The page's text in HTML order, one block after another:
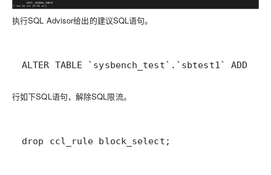
执行SQL Advisor给出的建议SQL语句。
ALTER TABLE `sysbench_test`.`sbtest1` ADD
行如下SQL语句，解除SQL限流。
drop ccl_rule block_select;